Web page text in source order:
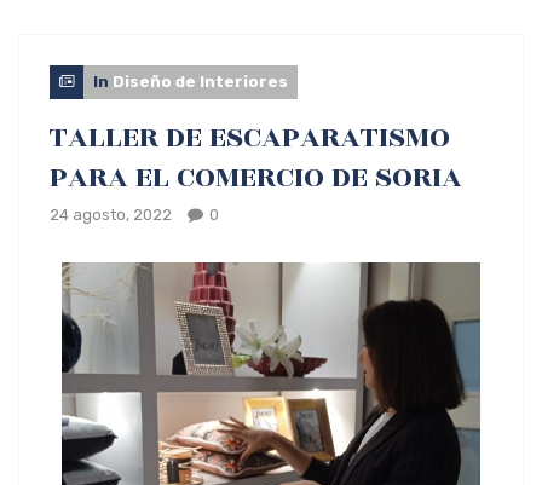
In Diseño de Interiores
TALLER DE ESCAPARATISMO
PARA EL COMERCIO DE SORIA
24 agosto, 2022 0